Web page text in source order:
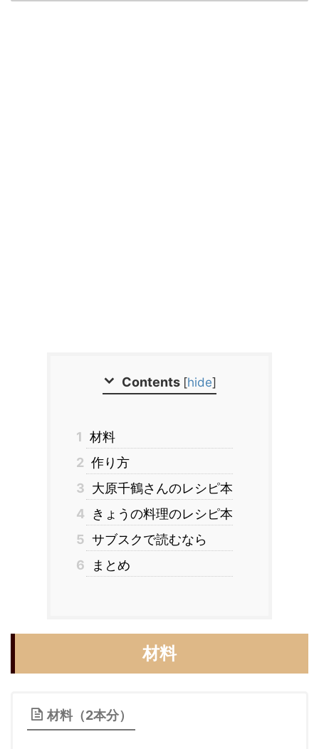
Contents [hide]
1 材料
2 作り方
3 大原千鶴さんのレシピ本
4
きょうの料理のレシピ本
5 サブスクで読むなら
6
まとめ
材料
材料（2本分）